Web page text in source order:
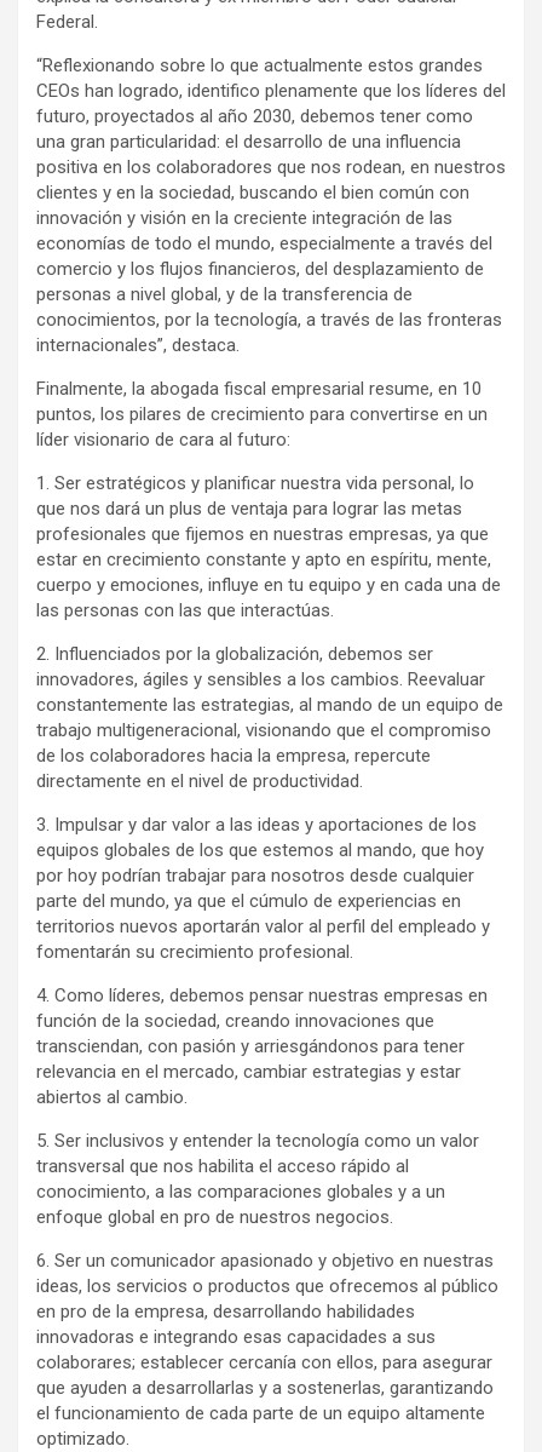
Federal.
“Reflexionando sobre lo que actualmente estos grandes
CEOs han logrado, identifico plenamente que los líderes del
futuro, proyectados al año 2030, debemos tener como
una gran particularidad: el desarrollo de una influencia
positiva en los colaboradores que nos rodean, en nuestros
clientes y en la sociedad, buscando el bien común con
innovación y visión en la creciente integración de las
economías de todo el mundo, especialmente a través del
comercio y los flujos financieros, del desplazamiento de
personas a nivel global, y de la transferencia de
conocimientos, por la tecnología, a través de las fronteras
internacionales”, destaca.
Finalmente, la abogada fiscal empresarial resume, en 10
puntos, los pilares de crecimiento para convertirse en un
líder visionario de cara al futuro:
1. Ser estratégicos y planificar nuestra vida personal, lo
que nos dará un plus de ventaja para lograr las metas
profesionales que fijemos en nuestras empresas, ya que
estar en crecimiento constante y apto en espíritu, mente,
cuerpo y emociones, influye en tu equipo y en cada una de
las personas con las que interactúas.
2. Influenciados por la globalización, debemos ser
innovadores, ágiles y sensibles a los cambios. Reevaluar
constantemente las estrategias, al mando de un equipo de
trabajo multigeneracional, visionando que el compromiso
de los colaboradores hacia la empresa, repercute
directamente en el nivel de productividad.
3. Impulsar y dar valor a las ideas y aportaciones de los
equipos globales de los que estemos al mando, que hoy
por hoy podrían trabajar para nosotros desde cualquier
parte del mundo, ya que el cúmulo de experiencias en
territorios nuevos aportarán valor al perfil del empleado y
fomentarán su crecimiento profesional.
4. Como líderes, debemos pensar nuestras empresas en
función de la sociedad, creando innovaciones que
transciendan, con pasión y arriesgándonos para tener
relevancia en el mercado, cambiar estrategias y estar
abiertos al cambio.
5. Ser inclusivos y entender la tecnología como un valor
transversal que nos habilita el acceso rápido al
conocimiento, a las comparaciones globales y a un
enfoque global en pro de nuestros negocios.
6. Ser un comunicador apasionado y objetivo en nuestras
ideas, los servicios o productos que ofrecemos al público
en pro de la empresa, desarrollando habilidades
innovadoras e integrando esas capacidades a sus
colaborares; establecer cercanía con ellos, para asegurar
que ayuden a desarrollarlas y a sostenerlas, garantizando
el funcionamiento de cada parte de un equipo altamente
optimizado.